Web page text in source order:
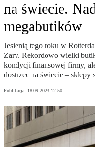
na świecie.
megabutików
Jesienią tego roku w
Zary. Rekordowo wielki
kondycji finansowej firmy,
dostrzec na świecie – sklepy
Publikacja: 18.09.2023 12:50